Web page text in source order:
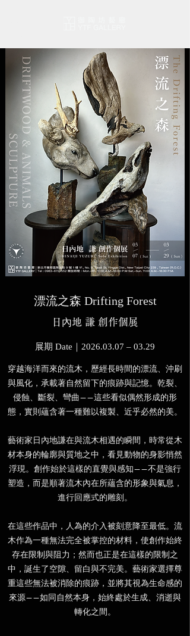
漂流之森 Drifting Forest
日內地 謙 創作個展
展期 Date｜2026.03.07 – 03.29
穿越海洋而來的流木，歷經長時間的漂流、沖刷
與風化，承載著自然留下的痕跡與記憶。乾裂、
侵蝕、斷裂、彎曲——這些看似偶然形成的形
態，實則蘊含著一種難以複製、近乎必然的美。
藝術家日內地謙在與流木相遇的瞬間，時常從木
材本身的輪廓與質地之中，看見動物的身影悄然
浮現。創作始於這樣的直覺與感知——不是強行
塑造，而是順著流木內在所蘊含的形象與氣息，
進行回應式的雕刻。
在這些作品中，人為的介入被刻意降至最低。流
木作為一種無法完全被掌控的材料，使創作始終
存在限制與阻力；然而也正是在這樣的限制之
中，誕生了空隙、留白與不完美。藝術家選擇尊
重這些無法被消除的痕跡，並將其視為生命感的
來源——如同自然本身，始終處於生成、消逝與
轉化之間。